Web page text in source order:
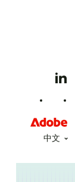
中文